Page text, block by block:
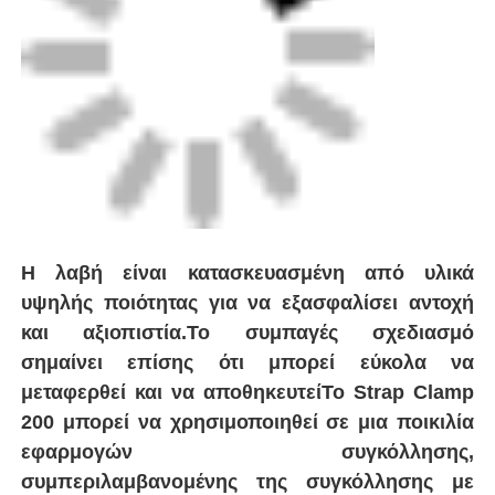
Ποιοτικός έλεγχος
Blog
Ζητήστε ένα απόσπασμα
Μηχανή συγκόλλησης με πυρήνα
Μηχανή συγκόλλησης σωλήνων
σημαίνει επίσης ότι μπορεί εύκολα να
μεταφερθεί και να αποθηκευτείΤο Strap Clamp
200 μπορεί να χρησιμοποιηθεί σε μια ποικιλία
εφαρμογών συγκόλλησης,
συμπεριλαμβανομένης της συγκόλλησης με
μύτη και της συγκόλλησης εμβέλειας,και είναι
συμβατό με μια σειρά από μεγέθη σωλήνων
σωλήνα κατά τη διάρκεια της διαδικασίας
συγκόλλησης συμβάλλει στη διασφάλιση
ακριβών και συνεπών αποτελεσμάτων
συγκόλλησης.